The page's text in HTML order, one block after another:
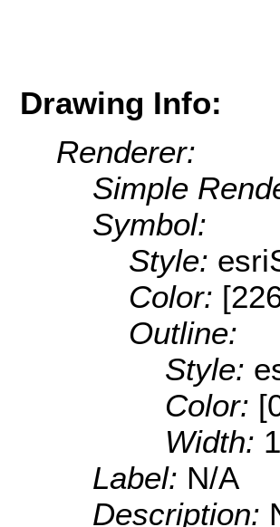
Drawing Info:
Renderer:
Simple
Symbol:
Style:
Color:
Outline:
Style:
Color:
Width: 1
Label: N/A
Description: